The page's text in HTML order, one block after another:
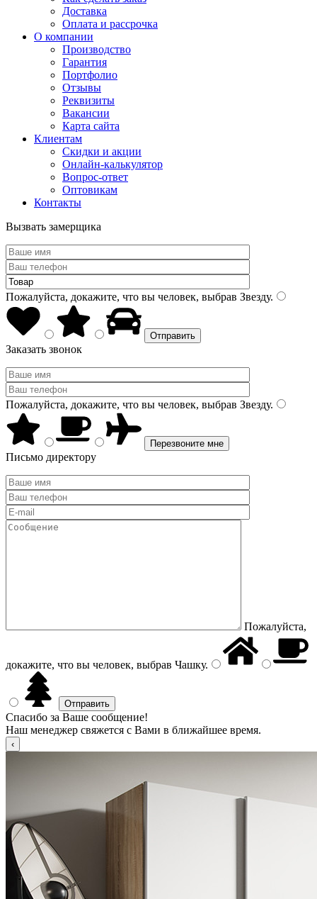
Доставка
Оплата и рассрочка
О компании
Производство
Гарантия
Портфолио
Отзывы
Реквизиты
Вакансии
Карта сайта
Клиентам
Скидки и акции
Онлайн-калькулятор
Вопрос-ответ
Оптовикам
Контакты
Вызвать замерщика
Пожалуйста, докажите, что вы человек, выбрав Звезду.
Заказать звонок
Пожалуйста, докажите, что вы человек, выбрав Звезду.
Письмо директору
Пожалуйста,
докажите, что вы человек, выбрав Чашку.
Спасибо за Ваше сообщение!
Наш менеджер свяжется с Вами в ближайшее время.